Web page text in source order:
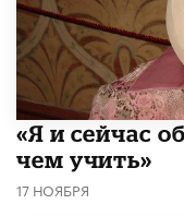
«Я и сейчас
чем учить»
17 НОЯБРЯ